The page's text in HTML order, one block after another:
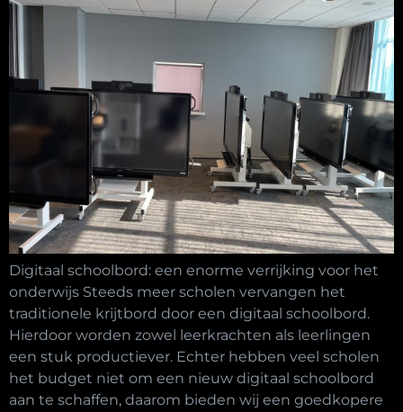
Digitaal schoolbord: een enorme verrijking voor het
onderwijs Steeds meer scholen vervangen het
traditionele krijtbord door een digitaal schoolbord.
Hierdoor worden zowel leerkrachten als leerlingen
een stuk productiever. Echter hebben veel scholen
het budget niet om een nieuw digitaal schoolbord
aan te schaffen, daarom bieden wij een goedkopere